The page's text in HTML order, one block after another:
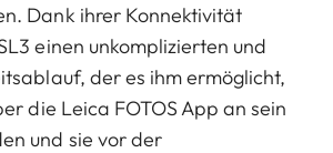
Dank ihrer Konnektivität
einen unkomplizierten und
der es ihm ermöglicht,
die Leica FOTOS App an sein
und sie vor der